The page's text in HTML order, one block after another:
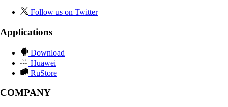
Follow us on Twitter
Applications
Download
Huawei
RuStore
COMPANY